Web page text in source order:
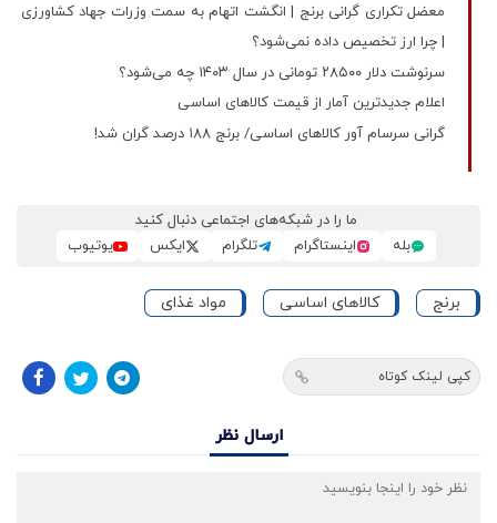
معضل تکراری گرانی برنج | انگشت اتهام به سمت وزرات جهاد کشاورزی
| چرا ارز تخصیص داده نمی‌شود؟
سرنوشت دلار ۲۸۵۰۰ تومانی در سال ۱۴۰۳ چه می‌شود؟
اعلام جدیدترین آمار از قیمت کالاهای اساسی
گرانی سرسام آور کالاهای اساسی/ برنج ۱۸۸ درصد گران شد!
ما را در شبکه‌های اجتماعی دنبال کنید
بله
اینستاگرام تلگرام ایکس یوتیوب
برنج کالاهای اساسی مواد غذای
کپی لینک کوتاه
ارسال نظر